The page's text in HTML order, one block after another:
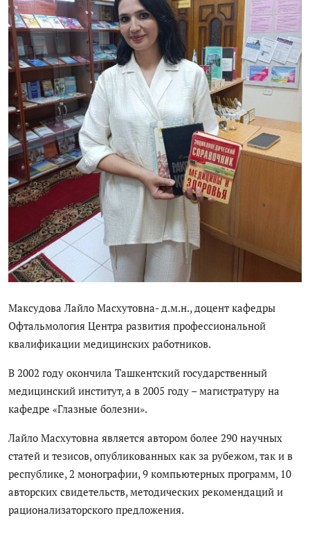
ГНМБ
История здравоохранения Узбекистана
Периодические издания
Медики Узбекистана
Фотогалерея
ВАК
ИИ
Статистика
PDF-translator
Антикоррупция
Максудова Лайло Масхутовна- д.м.н., доцент кафедры
Офтальмология Центра развития профессиональной
квалификации медицинских работников.
В 2002 году окончила Ташкентский государственный
медицинский институт, а в 2005 году – магистратуру на
кафедре «Глазные болезни».
Лайло Масхутовна является автором более 290 научных
статей и тезисов, опубликованных как за рубежом, так и в
республике, 2 монографии, 9 компьютерных программ, 10
авторских свидетельств, методических рекомендаций и
рационализаторского предложения.